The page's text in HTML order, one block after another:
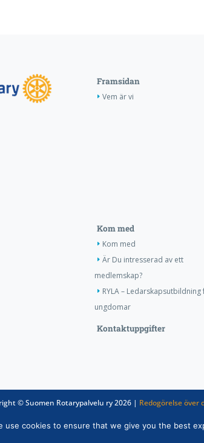
Framsidan
Vem är vi
Kom med
Kom med
Är Du intresserad av ett
medlemskap?
RYLA – Ledarskapsutbildning
ungdomar
Kontaktuppgifter
© Suomen Rotarypalvelu ry 2026 | Redogörelse över
use cookies to ensure that we give you the best